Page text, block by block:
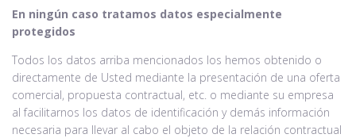
En ningún caso tratamos datos especialmente
protegidos
Todos los datos arriba mencionados los hemos obtenido o
directamente de Usted mediante la presentación de una oferta
comercial, propuesta contractual, etc. o mediante su empresa
al facilitarnos los datos de identificación y demás información
necesaria para llevar al cabo el objeto de la relación contractual